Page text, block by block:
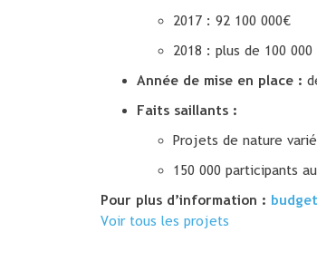
2017 : 92 100 000€
2018 : plus de 100 000
Année de mise en place :
Faits saillants :
Projets de nature
150 000 participants
Pour plus d’information :
Voir tous les projets